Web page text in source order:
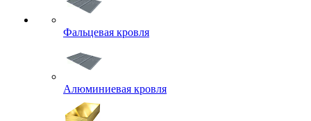
Фальцевая кровля
Алюминиевая кровля